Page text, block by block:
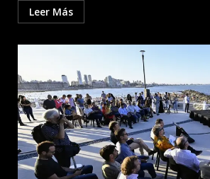
Leer Más